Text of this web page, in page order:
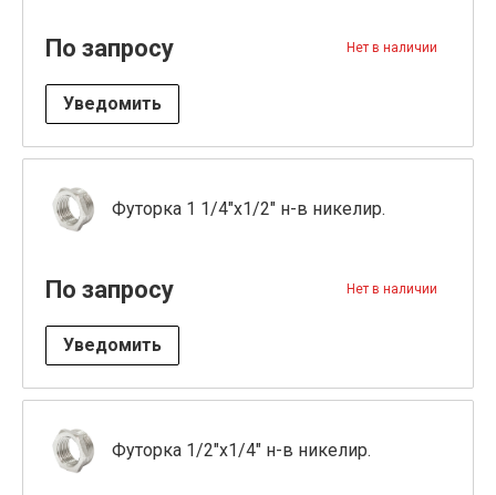
По запросу Нет в наличии
Уведомить
Футорка 1 1/4"x1/2" н-в никелир.
По запросу Нет в наличии
Уведомить
Футорка 1/2"x1/4" н-в никелир.